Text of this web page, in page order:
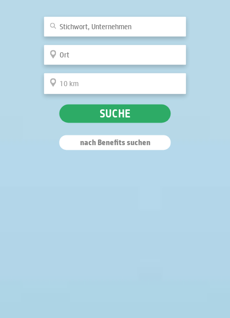
SUCHE
nach Benefits suchen